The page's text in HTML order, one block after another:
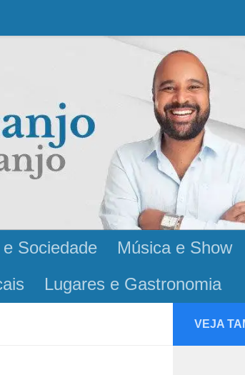
Sociedade
Música e Show
Lugares e Gastronomia
VEJA